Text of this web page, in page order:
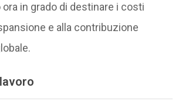
in grado di destinare i costi
e alla contribuzione